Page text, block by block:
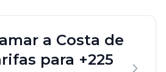
a Costa de
para +225